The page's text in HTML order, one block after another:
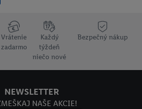
Vrátenie
zadarmo
Každý
týždeň
niečo nové
Bezpečný nákup
NEWSLETTER
NAŠE AKCIE!